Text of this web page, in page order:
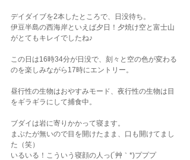
デイダイブを2本したところで、日没待ち。
伊豆半島の西海岸といえば夕日！夕焼け空と富士山
がとてもキレイでしたね♪
この日は16時34分が日没で、刻々と空の色が変わる
のを楽しみながら17時にエントリー。
昼行性の生物はおやすみモード、夜行性の生物は目
をギラギラにして捕食中。
ブダイは岩に寄りかかって寝ます。
まぶたが無いので目を開けたまま、口も開けてまし
た（笑）
いるいる！こういう寝顔の人っ(´艸｀*)プププ